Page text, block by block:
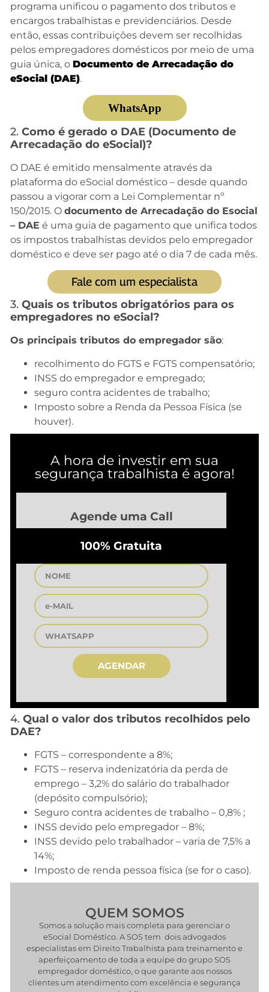
programa unificou o pagamento dos tributos e
encargos trabalhistas e previdenciários. Desde
então, essas contribuições devem ser recolhidas
pelos empregadores domésticos por meio de uma
guia única, o Documento de Arrecadação do
eSocial (DAE).
WhatsApp
2. Como é gerado o DAE (Documento de
Arrecadação do eSocial)?
O DAE é emitido mensalmente através da
plataforma do eSocial doméstico – desde quando
passou a vigorar com a Lei Complementar nº
150/2015. O documento de Arrecadação do Esocial
– DAE é uma guia de pagamento que unifica todos
os impostos trabalhistas devidos pelo empregador
doméstico e deve ser pago até o dia 7 de cada mês.
Fale com um especialista
3. Quais os tributos obrigatórios para os
empregadores no eSocial?
Os principais tributos do empregador são:
recolhimento do FGTS e FGTS compensatório;
INSS do empregador e empregado;
seguro contra acidentes de trabalho;
Imposto sobre a Renda da Pessoa Física (se
houver).
A hora de investir em sua
segurança trabalhista é agora!
Agende uma Call
100% Gratuita
AGENDAR
4. Qual o valor dos tributos recolhidos pelo
DAE?
FGTS – correspondente a 8%;
FGTS – reserva indenizatória da perda de
emprego – 3,2% do salário do trabalhador
(depósito compulsório);
Seguro contra acidentes de trabalho – 0,8% ;
INSS devido pelo empregador – 8%;
INSS devido pelo trabalhador – varia de 7,5% a
14%;
Imposto de renda pessoa física (se for o caso).
QUEM SOMOS
Somos a solução mais completa para gerenciar o
eSocial Doméstico. A SOS tem dois advogados
especialistas em Direito Trabalhista para treinamento e
aperfeiçoamento de toda a equipe do grupo SOS
empregador doméstico, o que garante aos nossos
clientes um atendimento com excelência e segurança